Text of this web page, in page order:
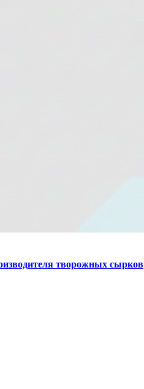
творожных сырков